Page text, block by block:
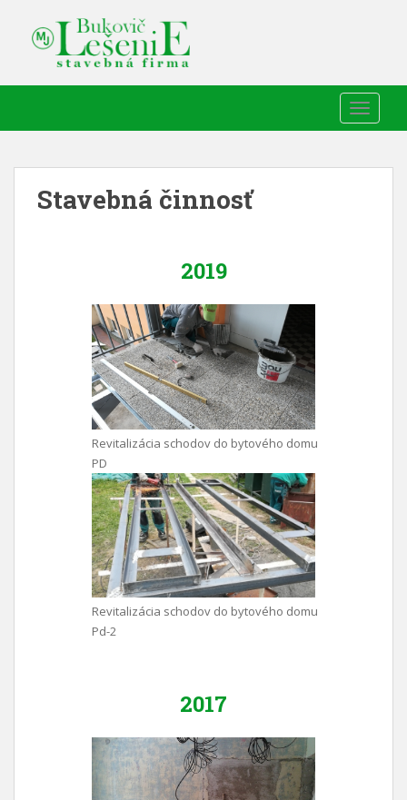
Stavebná činnosť
2019
Revitalizácia schodov do bytového domu
PD
Revitalizácia schodov do bytového domu
Pd-2
2017